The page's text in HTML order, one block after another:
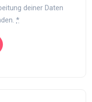
deiner Daten
*